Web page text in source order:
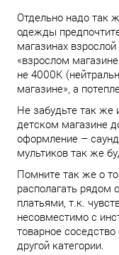
Отдельно надо так
одежды
магазинах
«взрослом
не 4000К
магазине», а
Не забудьте так же
детском магазине
оформление –
мультиков так же
Помните так же о
располагать
платьями, т.к.
несовместимо с
товарное
другой категории.